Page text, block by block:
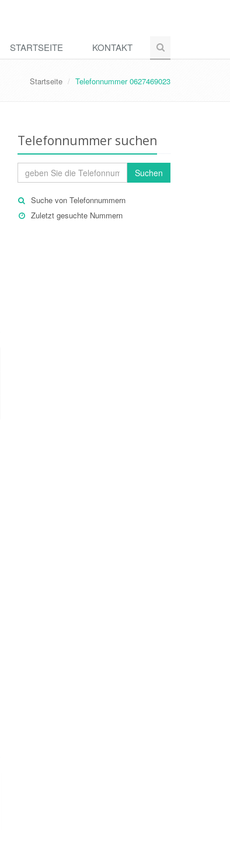
STARTSEITE KONTAKT
Startseite Telefonnummer 0627469023
Telefonnummer suchen
Suchen
Suche von Telefonnummern
Zuletzt gesuchte Nummern